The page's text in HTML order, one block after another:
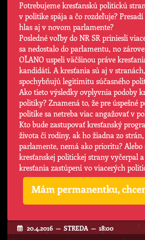
Potrebujeme kresťanskú politickú
v politike spája a čo rozdeľuje?
hlas aj v novom parlamente?
Posledné voľby do NR SR priniesli
sa nedostalo do parlamentu, no
OĽANO uspeli väčšinou práve
kandidáti. A kresťania sú aj v
spochybňujú legitimitu súčasného
Ako tieto výsledky ovplyvnia podoby
politiky? Znamená to, že pre úspešné
politike sa netreba viac angažovať v
Kto bude zastupovať kresťanský
života či rodiny, ak ho žiadna zo
parlamente, nemá ako prioritu? Alebo
kresťanskej politickej strany vyčerpal a
kresťania zastúpení vo viacerých
Mám permanentku,
20.4.2016 — STREDA — 18:00